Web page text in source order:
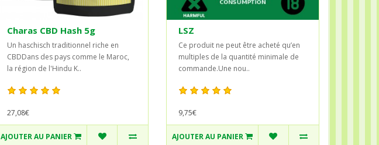
Charas CBD Hash 5g
Un haschisch traditionnel riche en
CBDDans des pays comme le Maroc,
la région de l'Hindu K..
27,08€
AJOUTER AU PANIER
LSZ
Ce produit ne peut être acheté qu’en
multiples de la quantité minimale de
commande.Une nou..
9,75€
AJOUTER AU PANIER